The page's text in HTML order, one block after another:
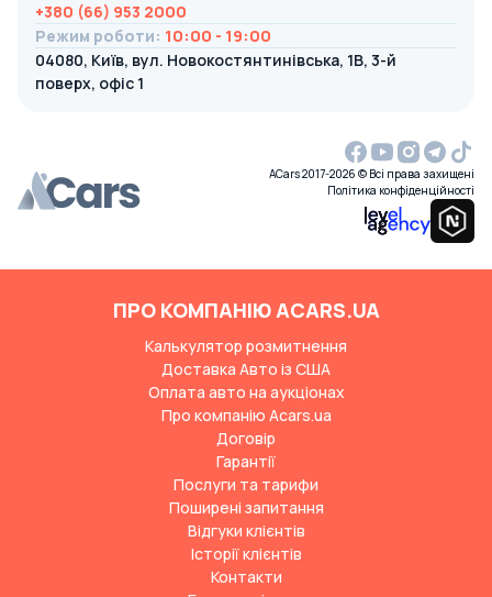
+380 (66) 953 2000
Режим роботи: 10:00 - 19:00
04080, Київ, вул. Новокостянтинівська, 1В, 3-й
поверх, офіс 1
ACars 2017-2026 © Всі права захищені
Політика конфіденційності
ПРО КОМПАНІЮ ACARS.UA
Калькулятор розмитнення
Доставка Авто із США
Оплата авто на аукціонах
Про компанію Acars.ua
Договір
Гарантії
Послуги та тарифи
Поширені запитання
Відгуки клієнтів
Історії клієнтів
Контакти